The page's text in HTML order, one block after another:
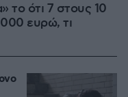
το ότι 7 στους 10
ευρώ, τι